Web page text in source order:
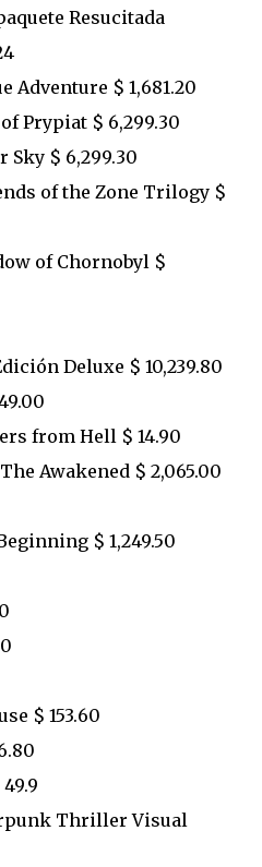
Resucitada
Adventure $ 1,681.20
of Prypiat $ 6,299.30
Sky $ 6,299.30
of the Zone Trilogy $
of Chornobyl $
Deluxe $ 10,239.80
from Hell $ 14.90
Awakened $ 2,065.00
$ 1,249.50
$ 153.60
Thriller Visual